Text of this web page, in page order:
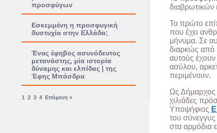
προσφύγων
Εσκεμμένη η προσφυγική
δυστυχία στην Ελλάδα;
Ένας έφηβος ασυνόδευτος
μετανάστης, μία ιστορία
δύναμης και ελπίδας | της
Έφης Μπάσδρα
1 2 3 4 Επόμενη »
Το πρώτο
που έχει
μήνυμα. Σε
διαρκώς από
αυτούς
ασύλου,
περιμένουν.
Ως Δήμαρχος
χιλιάδες
Υποψήφιος
του σύνεγγυς
στα αρμόδια